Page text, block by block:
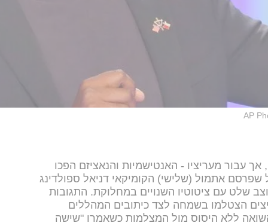
AP
אך עבור מעריציו - האנטישמיות והנאציזם הפכו
אתמול (שלישי) הקומיקאי דניאל ספולדינג
שלט עם ציטוטיו השנויים במחלוקת. התגובות
הצטלמו בשמחה לצד כיתובים המהללים
ללא היסוס מול המצלמות כשאמרו "שישה